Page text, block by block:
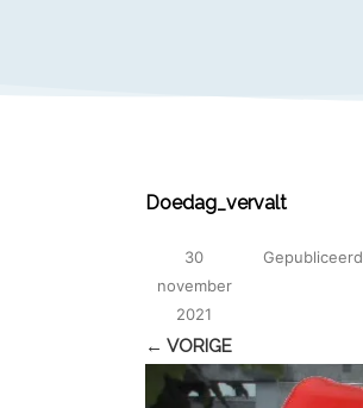
Doedag_vervalt
Gepubliceerd
30
november
2021
← VORIGE